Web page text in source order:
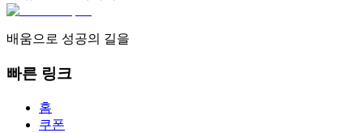
배움으로 성공의 길을
빠른 링크
홈
쿠폰